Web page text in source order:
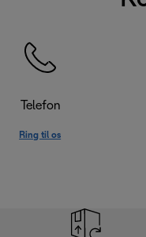
Telefon
Ring til os